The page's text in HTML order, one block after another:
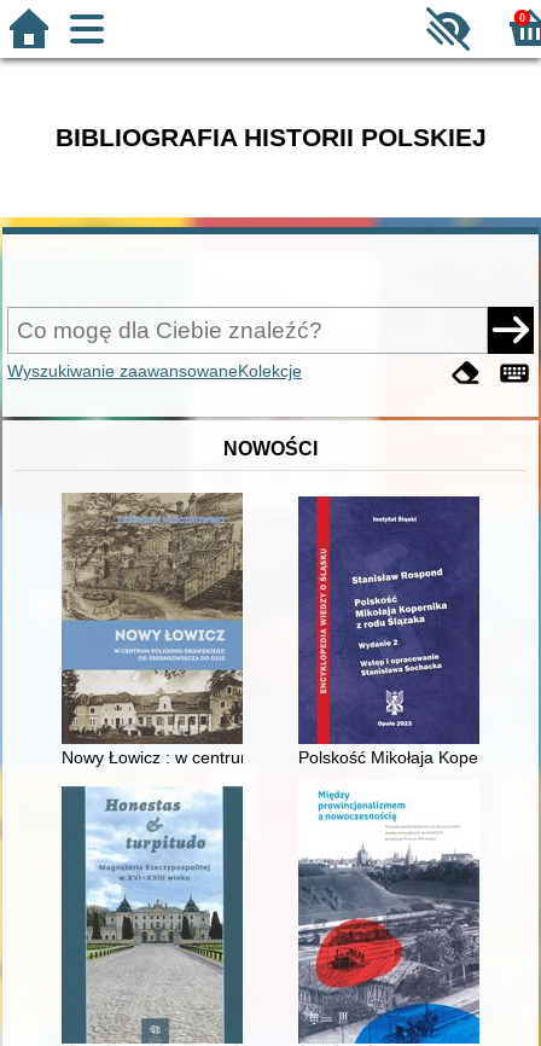
0
BIBLIOGRAFIA HISTORII POLSKIEJ
Wyszukiwanie zaawansowaneKolekcje
NOWOŚCI
Nowy Łowicz : w centrum poligonu drawskiego od
Polskość Mikołaja Kopernika z